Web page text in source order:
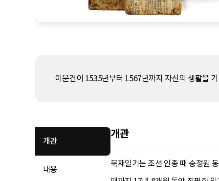
이문건이 1535년부터 1567년까지 자신의 생활을
개관
내용
개관
묵재일기는 조선 인종 때 승정원